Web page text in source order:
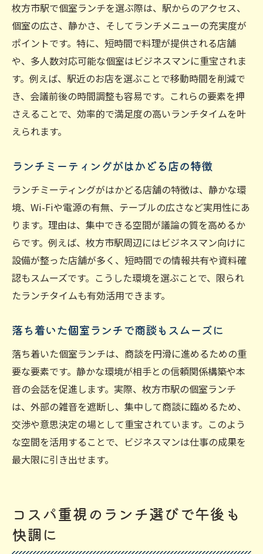
枚方市駅で個室ランチを選ぶ際は、駅からのアクセス、
個室の広さ、静かさ、そしてランチメニューの充実度が
ポイントです。特に、短時間で料理が提供される店舗
や、多人数対応可能な個室はビジネスマンに重宝されま
す。例えば、駅近のお店を選ぶことで移動時間を削減で
き、会議前後の時間調整も容易です。これらの要素を押
さえることで、効率的で満足度の高いランチタイムを叶
えられます。
ランチミーティングがはかどる店の特徴
ランチミーティングがはかどる店舗の特徴は、静かな環
境、Wi-Fiや電源の有無、テーブルの広さなど実用性にあ
ります。理由は、集中できる空間が議論の質を高めるか
らです。例えば、枚方市駅周辺にはビジネスマン向けに
設備が整った店舗が多く、短時間での情報共有や資料確
認もスムーズです。こうした環境を選ぶことで、限られ
たランチタイムも有効活用できます。
落ち着いた個室ランチで商談もスムーズに
落ち着いた個室ランチは、商談を円滑に進めるための重
要な要素です。静かな環境が相手との信頼関係構築や本
音の会話を促進します。実際、枚方市駅の個室ランチ
は、外部の雑音を遮断し、集中して商談に臨めるため、
交渉や意思決定の場として重宝されています。このよう
な空間を活用することで、ビジネスマンは仕事の成果を
最大限に引き出せます。
コスパ重視のランチ選びで午後も
快調に